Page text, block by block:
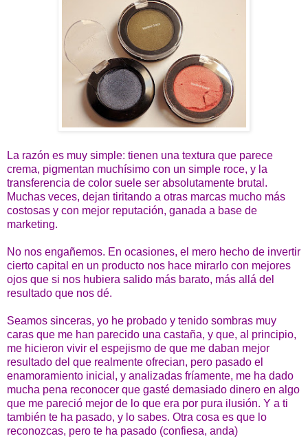
La razón es muy simple: tienen una textura que parece
crema, pigmentan muchísimo con un simple roce, y la
transferencia de color suele ser absolutamente brutal.
Muchas veces, dejan tiritando a otras marcas mucho más
costosas y con mejor reputación, ganada a base de
marketing.
No nos engañemos. En ocasiones, el mero hecho de invertir
cierto capital en un producto nos hace mirarlo con mejores
ojos que si nos hubiera salido más barato, más allá del
resultado que nos dé.
Seamos sinceras, yo he probado y tenido sombras muy
caras que me han parecido una castaña, y que, al principio,
me hicieron vivir el espejismo de que me daban mejor
resultado del que realmente ofrecian, pero pasado el
enamoramiento inicial, y analizadas fríamente, me ha dado
mucha pena reconocer que gasté demasiado dinero en algo
que me pareció mejor de lo que era por pura ilusión. Y a ti
también te ha pasado, y lo sabes. Otra cosa es que lo
reconozcas, pero te ha pasado (confiesa, anda)